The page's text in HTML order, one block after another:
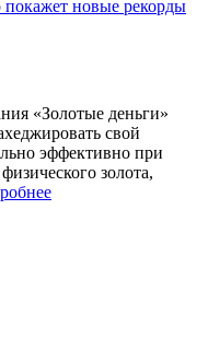
новые рекорды
«Золотые деньги»
свой
эффективно при
золота,